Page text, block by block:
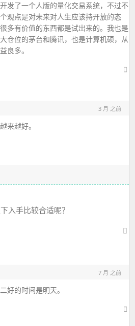
发了一个人版的量化交易系统，不过不
观点是对未来对人生应该持开放的态
多有价值的东西都是试出来的。我也是
仓位的茅台和腾讯，也是计算机硕，从
良多。
3 月 之前
来越好。
入手比较合适呢？
7 月 之前
好的时间是明天。